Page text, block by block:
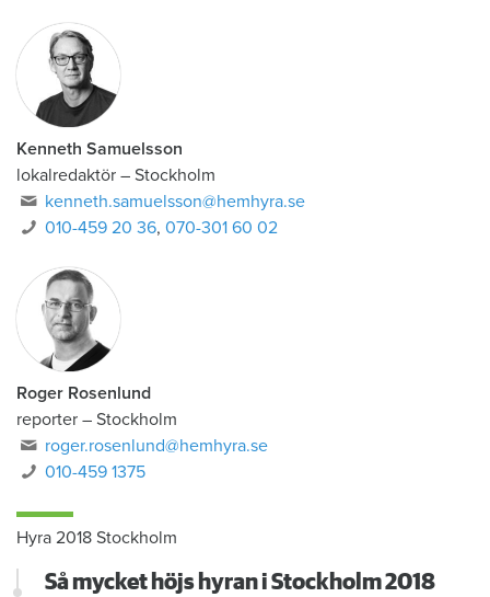
Kenneth Samuelsson
lokalredaktör – Stockholm
kenneth.samuelsson@hemhyra.se
010-459 20 36,070-301 60 02
Roger Rosenlund
reporter – Stockholm
roger.rosenlund@hemhyra.se
010-459 1375
Hyra 2018 Stockholm
Så mycket höjs hyran i Stockholm 2018